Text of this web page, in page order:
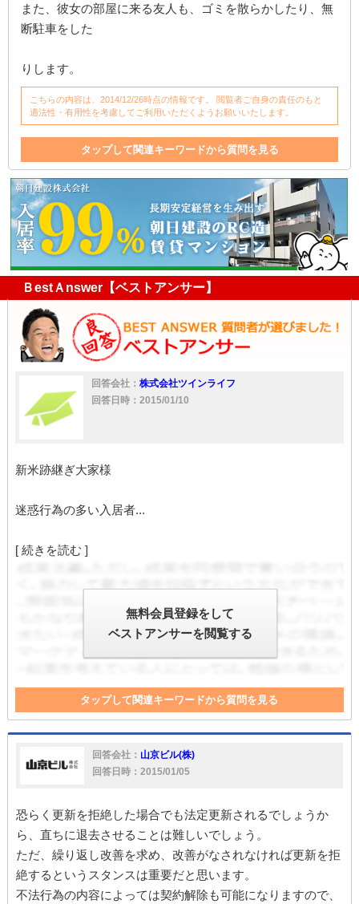
また、彼女の部屋に来る友人も、ゴミを散らかしたり、無
断駐車をした
りします。
こちらの内容は、2014/12/26時点の情報です。 閲覧者ご自身の責任のもと
適法性・有用性を考慮してご利用いただくようお願いいたします。
タップして関連キーワードから質問を見る
家賃滞納 滞納 保証人 生活保護
賃貸借契約
入居者
家主 入居
ゴミ
駐車
賃貸借 撤去 清掃費
ＢestＡnswer【ベストアンサー】
回答会社： 株式会社ツインライフ
回答日時：2015/01/10
新米跡継ぎ大家様
迷惑行為の多い入居者...
[ 続きを読む ]
無料会員登録をして
ベストアンサーを閲覧する
タップして関連キーワードから質問を見る
契約更新 契約解除 生活保護 大家 入居者
家
回答会社： 山京ビル(株)
回答日時：2015/01/05
恐らく更新を拒絶した場合でも法定更新されるでしょうか
ら、直ちに退去させることは難しいでしょう。
ただ、繰り返し改善を求め、改善がなされなければ更新を拒
絶するというスタンスは重要だと思います。
不法行為の内容によっては契約解除も可能になりますので、